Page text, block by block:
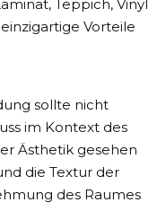
Teppich, Vinyl
Vorteile
sollte nicht
im Kontext des
Ästhetik gesehen
die Textur der
des Raumes